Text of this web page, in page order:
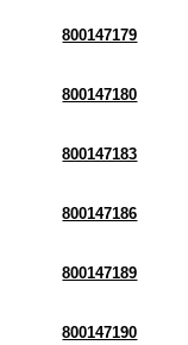
800147179
800147180
800147183
800147186
800147189
800147190